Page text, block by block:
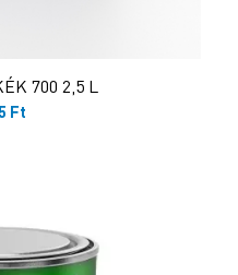
700 2,5 L
Ft